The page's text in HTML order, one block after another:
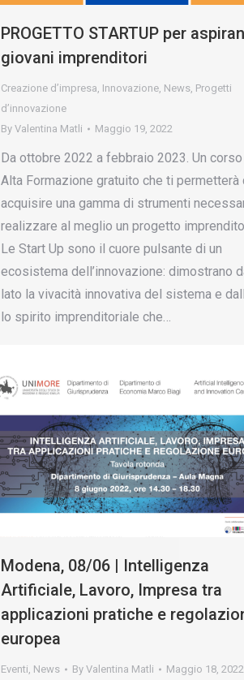
PROGETTO STARTUP per
giovani imprenditori
Creazione d’impresa, Innovazione, News, Progetti
d’innovazione
By Valentina Matli Maggio 19, 2022
Da ottobre 2022 a febbraio 2023. Un
Alta Formazione gratuito che ti permetterà
acquisire una gamma di strumenti
realizzare al meglio un progetto
Le Start Up sono il cuore pulsante di un
ecosistema dell’innovazione: dimostrano
lato la vivacità innovativa del sistema e
lo spirito imprenditoriale che…
Modena, 08/06 | Intelligenza
Artificiale, Lavoro, Impresa tra
applicazioni pratiche e
europea
Eventi, News By Valentina Matli Maggio 18, 2022